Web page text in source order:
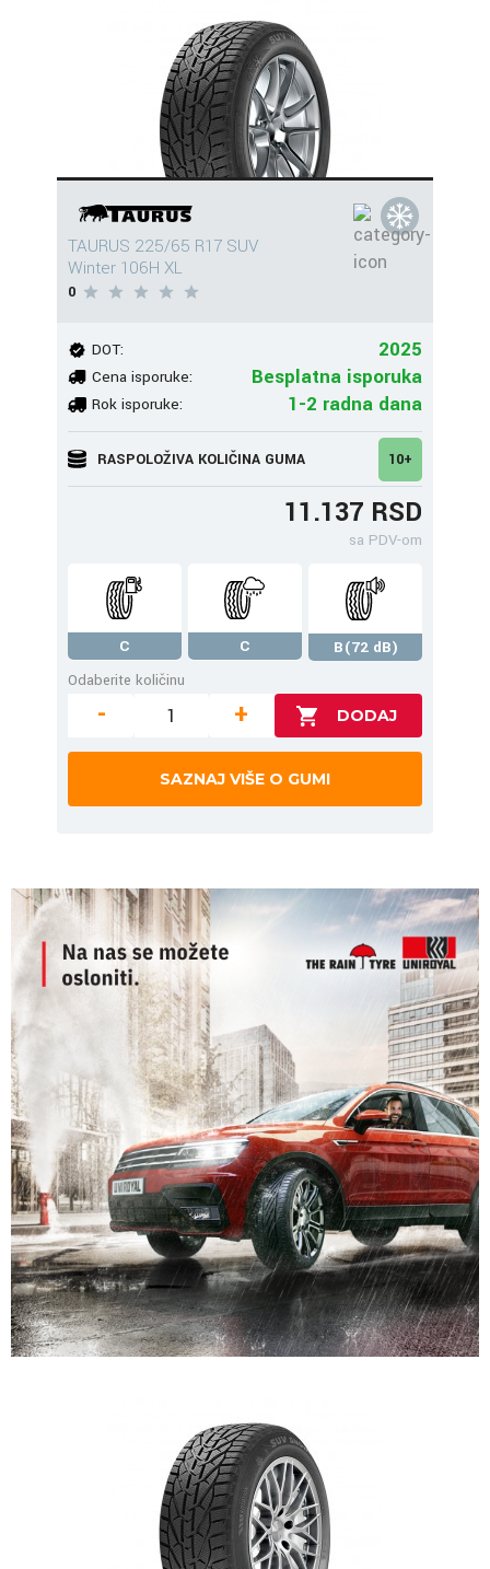
TAURUS 225/65 R17 SUV
Winter 106H XL
0
DOT: 2025
Cena isporuke: Besplatna isporuka
Rok isporuke: 1-2 radna dana
RASPOLOŽIVA KOLIČINA GUMA 10+
11.137 RSD
sa PDV-om
C C
B(72 dB)
Odaberite količinu
- +
SAZNAJ VIŠE O GUMI